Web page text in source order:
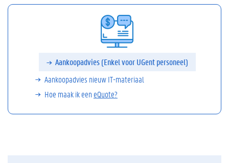
Aankoopadvies (Enkel voor UGent personeel)
Aankoopadvies nieuw IT-materiaal
Hoe maak ik een eQuote?